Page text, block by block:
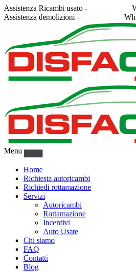
Assistenza Ricambi usato -
Assistenza demolizioni -
Menu
Home
Richiesta autoricambi
Richiedi rottamazione
Servizi
Autoricambi
Rottamazione
Incentivi
Auto Usate
Chi siamo
FAQ
Contatti
Blog